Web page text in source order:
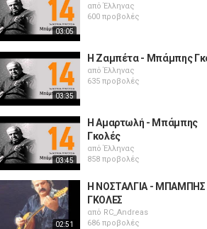
03:05
απόΈλληνας
600 προβολές
03:35
Η Ζαμπέτα - Μπάμπης
απόΈλληνας
635 προβολές
03:45
Η Αμαρτωλή - Μπάμπης
Γκολές
απόΈλληνας
858 προβολές
02:51
Η ΝΟΣΤΑΛΓΙΑ - ΜΠΑΜΠΗΣ
ΓΚΟΛΕΣ
από RC_Andreas
686 προβολές